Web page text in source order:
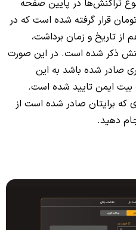
تراکنش‌ها در پایین صفحه
قرار گرفته شده است که در
از تاریخ و زمان برداشت،
ذکر شده است. در این صورت
صادر شده باشد به این
ایمن تایید شده است.
که برایتان صادر شده است از
دهید.